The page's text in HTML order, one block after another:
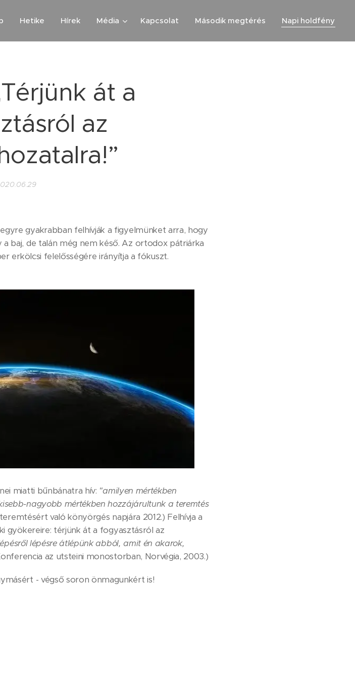
Hetike Hírek Média Kapcsolat Második megtérés Napi holdfény
át a
az
gyakrabban felhívják a figyelmünket arra, hogy
baj, de talán még nem késő. Az ortodox pátriárka
erkölcsi felelősségére irányítja a fókuszt.
miatti bűnbánatra hív: "amilyen mértékben
nagyobb mértékben hozzájárultunk a teremtés
való könyörgés napjára 2012.) Felhívja a
gyökereire: térjünk át a fogyasztásról az
lépésre átlépünk abból, amit én akarok,
az utsteini monostorban, Norvégia, 2003.)
- végső soron önmagunkért is!